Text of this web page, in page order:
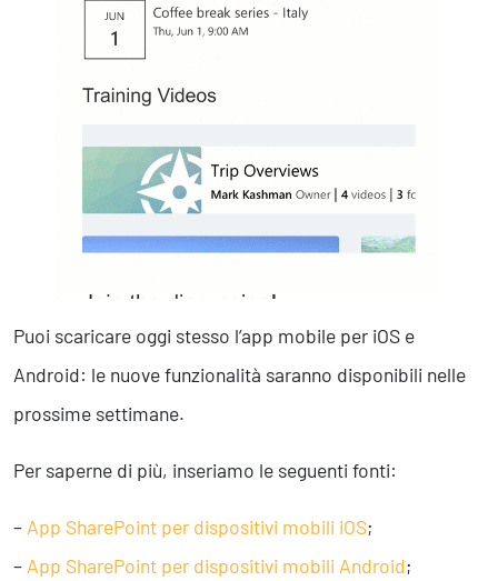
Puoi scaricare oggi stesso l’app mobile per iOS e
Android: le nuove funzionalità saranno disponibili nelle
prossime settimane.
Per saperne di più, inseriamo le seguenti fonti:
–App SharePoint per dispositivi mobili iOS;
–App SharePoint per dispositivi mobili Android;